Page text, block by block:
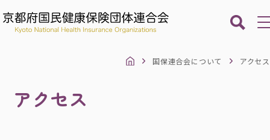
の皆さま
保険医療機関保険薬局等
国保連合会について アクセス
アクセス